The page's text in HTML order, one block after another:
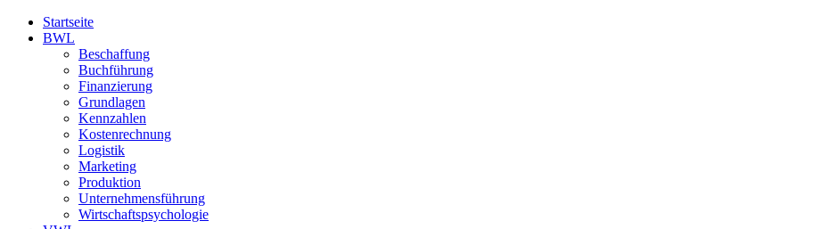
Startseite
BWL
Beschaffung
Buchführung
Finanzierung
Grundlagen
Kennzahlen
Kostenrechnung
Logistik
Marketing
Produktion
Unternehmensführung
Wirtschaftspsychologie